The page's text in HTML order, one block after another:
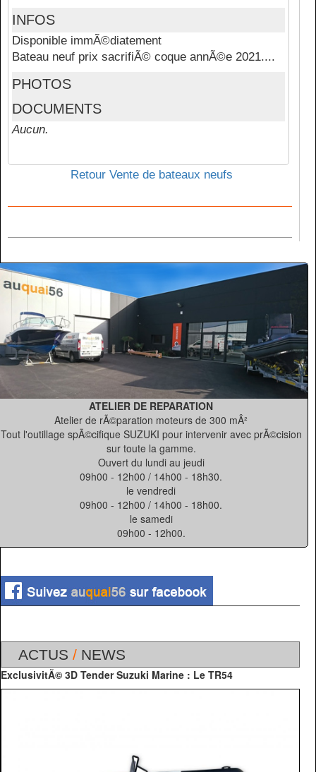
INFOS
Disponible immÃ©diatement
Bateau neuf prix sacrifiÃ© coque annÃ©e 2021....
PHOTOS
DOCUMENTS
Aucun.
Retour Vente de bateaux neufs
ATELIER DE REPARATION
Atelier de rÃ©paration moteurs de 300 mÂ²
Tout l'outillage spÃ©cifique SUZUKI pour intervenir avec prÃ©cision
sur toute la gamme.
Ouvert du lundi au jeudi
09h00 - 12h00 / 14h00 - 18h30.
le vendredi
09h00 - 12h00 / 14h00 - 18h00.
le samedi
09h00 - 12h00.
ACTUS / NEWS
ExclusivitÃ© 3D Tender Suzuki Marine : Le TR54